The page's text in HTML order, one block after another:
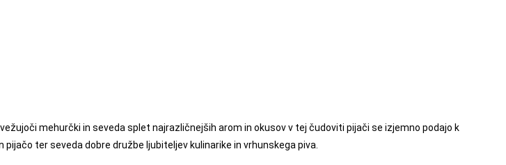
mehurčki in seveda splet najrazličnejših arom in okusov v tej čudoviti pijači se izjemno podajo k
ter seveda dobre družbe ljubiteljev kulinarike in vrhunskega piva.